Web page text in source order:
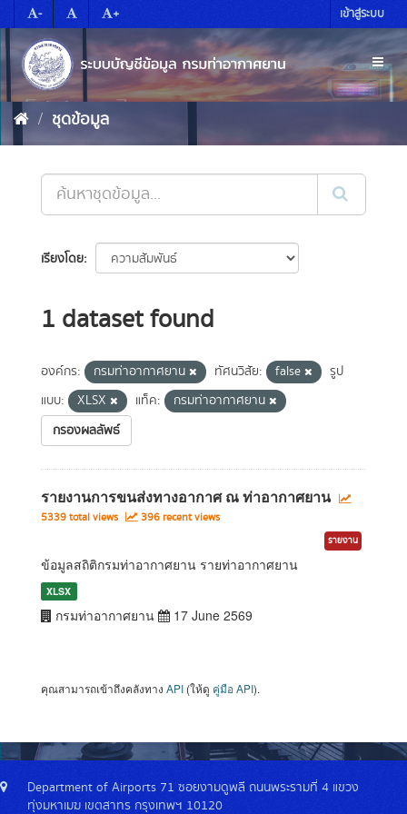
to
content
- + เข้าสู่ระบบ
ชุดข้อมูล
เรียงโดย
1 dataset found
องค์กร: กรมท่าอากาศยาน ทัศนวิสัย: false
รูป
แบบ:
XLSX แท็ค:
กรมท่าอากาศยาน
กรองผลลัพธ์
รายงานการขนส่งทางอากาศ ณ ท่าอากาศยาน
5339 total views 396 recent views
รายงาน
ข้อมูลสถิติกรมท่าอากาศยาน รายท่าอากาศยาน
XLSX
กรมท่าอากาศยาน 17 June 2569
คุณสามารถเข้าถึงคลังทาง API (ให้ดู คู่มือ API).
Department of Airports 71 ซอยงามดูพลี ถนนพระรามที่ 4 แขวง
ทุ่งมหาเมฆ เขตสาทร กรุงเทพฯ 10120